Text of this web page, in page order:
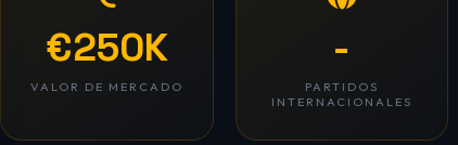
€250K
VALOR DE MERCADO
-
PARTIDOS
INTERNACIONALES